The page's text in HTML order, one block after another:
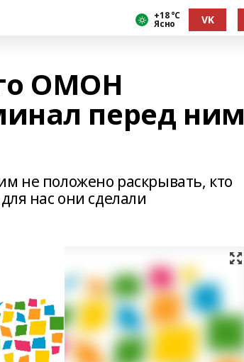
+18 °С
Ясно VK
ОМОН
перед ним
не положено раскрывать, кто
нас они сделали